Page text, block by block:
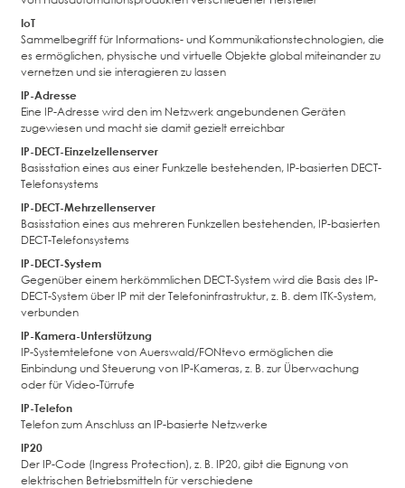
IoT
Sammelbegriff für Informations- und Kommunikationstechnologien, die
es ermöglichen, physische und virtuelle Objekte global miteinander zu
vernetzen und sie interagieren zu lassen
IP-Adresse
Eine IP-Adresse wird den im Netzwerk angebundenen Geräten
zugewiesen und macht sie damit gezielt erreichbar
IP-DECT-Einzelzellenserver
Basisstation eines aus einer Funkzelle bestehenden, IP-basierten DECT-
Telefonsystems
IP-DECT-Mehrzellenserver
Basisstation eines aus mehreren Funkzellen bestehenden, IP-basierten
DECT-Telefonsystems
IP-DECT-System
Gegenüber einem herkömmlichen DECT-System wird die Basis des IP-
DECT-System über IP mit der Telefoninfrastruktur, z. B. dem ITK-System,
verbunden
IP-Kamera-Unterstützung
IP-Systemtelefone von Auerswald/FONtevo ermöglichen die
Einbindung und Steuerung von IP-Kameras, z. B. zur Überwachung
oder für Video-Türrufe
IP-Telefon
Telefon zum Anschluss an IP-basierte Netzwerke
IP20
Der IP-Code (Ingress Protection), z. B. IP20, gibt die Eignung von
elektrischen Betriebsmitteln für verschiedene